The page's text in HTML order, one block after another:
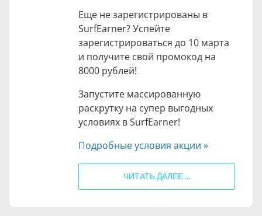
Еще не зарегистрированы в
SurfEarner? Успейте
зарегистрироваться до 10 марта
и получите свой промокод на
8000 рублей!
Запустите массированную
раскрутку на супер выгодных
условиях в SurfEarner!
Подробные условия акции »
ЧИТАТЬ ДАЛЕЕ ...